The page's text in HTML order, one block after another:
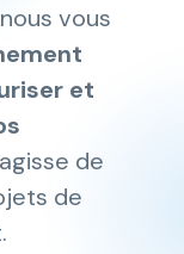
vous
et
de
de